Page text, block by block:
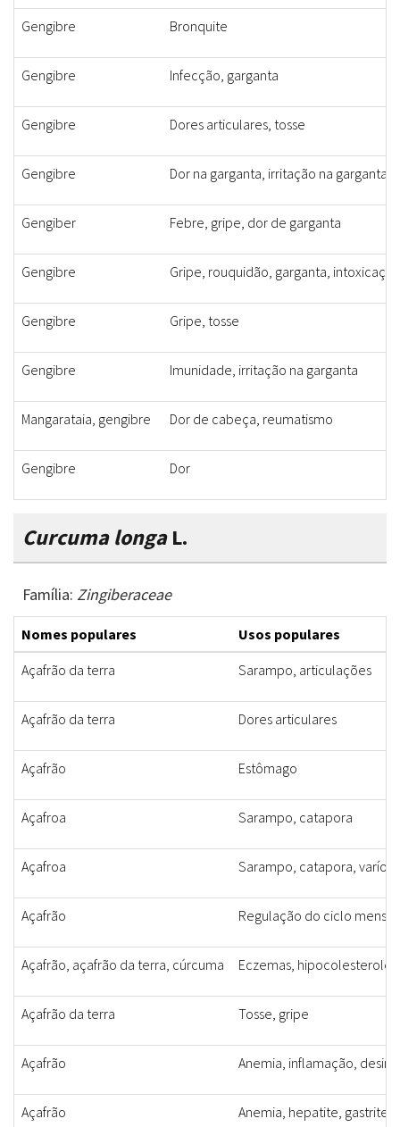
Gengibre Bronquite
Gengibre Infecção, garganta
Gengibre Dores articulares, tosse
Gengibre Dor na garganta, irritação na garganta,
Gengiber Febre, gripe, dor de garganta
Gengibre Gripe, rouquidão, garganta, intoxicação
Gengibre Gripe, tosse
Gengibre Imunidade, irritação na garganta
Mangarataia, gengibre Dor de cabeça, reumatismo
Gengibre Dor
Curcuma longaL.
Família: Zingiberaceae
Nomes populares
Usos populares
Açafrão da terra
Sarampo, articulações
Açafrão da terra Dores articulares
Açafrão Estômago
Açafroa Sarampo, catapora
Açafroa Sarampo, catapora, varíola
Açafrão Regulação do ciclo
Açafrão, açafrão da terra, cúrcuma Eczemas,
Açafrão da terra Tosse, gripe
Açafrão Anemia, inflamação,
Açafrão Anemia, hepatite, gastrite